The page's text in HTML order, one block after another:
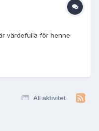
värdefulla för henne
All aktivitet